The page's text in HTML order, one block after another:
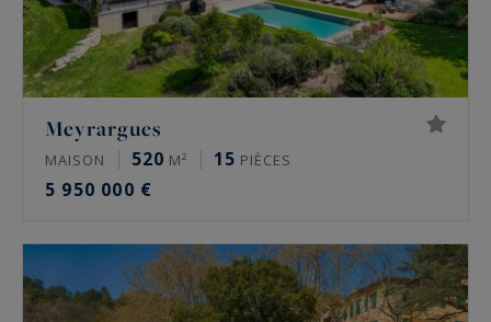
Meyrargues
MAISON 520 M² 15 PIÈCES
5 950 000 €